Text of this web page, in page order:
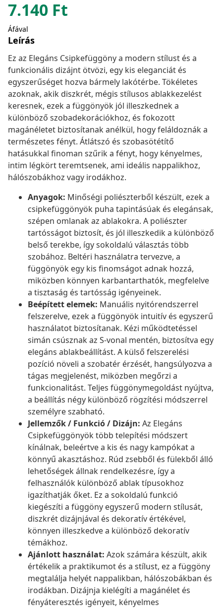
7.140 Ft
Áfával
Leírás
Ez az Elegáns Csipkefüggöny a modern stílust és a
funkcionális dizájnt ötvözi, egy kis eleganciát és
egyszerűséget hozva bármely lakótérbe. Tökéletes
azoknak, akik diszkrét, mégis stílusos ablakkezelést
keresnek, ezek a függönyök jól illeszkednek a
különböző szobadekorációkhoz, és fokozott
magánéletet biztosítanak anélkül, hogy feláldoznák a
természetes fényt. Átlátszó és szobasötétítő
hatásukkal finoman szűrik a fényt, hogy kényelmes,
intim légkört teremtsenek, ami ideális nappalikhoz,
hálószobákhoz vagy irodákhoz.
Anyagok: Minőségi poliészterből készült, ezek a
csipkefüggönyök puha tapintásúak és elegánsak,
szépen omlanak az ablakokra. A poliészter
tartósságot biztosít, és jól illeszkedik a különböző
belső terekbe, így sokoldalú választás több
szobához. Beltéri használatra tervezve, a
függönyök egy kis finomságot adnak hozzá,
miközben könnyen karbantarthatók, megfelelve
a tisztaság és tartósság igényeinek.
Beépített elemek: Manuális nyitórendszerrel
felszerelve, ezek a függönyök intuitív és egyszerű
használatot biztosítanak. Kézi működtetéssel
simán csúsznak az S-vonal mentén, biztosítva egy
elegáns ablakbeállítást. A külső felszerelési
pozíció növeli a szobatér érzését, hangsúlyozva a
tágas megjelenést, miközben megőrzi a
funkcionalitást. Teljes függönymegoldást nyújtva,
a beállítás négy különböző rögzítési módszerrel
személyre szabható.
Jellemzők / Funkció / Dizájn: Az Elegáns
Csipkefüggönyök több telepítési módszert
kínálnak, beleértve a kis és nagy kampókat a
könnyű akasztáshoz. Rúd zsebből és fülekből álló
lehetőségek állnak rendelkezésre, így a
felhasználók különböző ablak típusokhoz
igazíthatják őket. Ez a sokoldalú funkció
kiegészíti a függöny egyszerű modern stílusát,
diszkrét dizájnjával és dekoratív értékével,
könnyen illeszkedve a különböző dekoratív
témákhoz.
Ajánlott használat: Azok számára készült, akik
értékelik a praktikumot és a stílust, ez a függöny
megtalálja helyét nappalikban, hálószobákban és
irodákban. Dizájnja kielégíti a magánélet és
fényáteresztés igényeit, kényelmes